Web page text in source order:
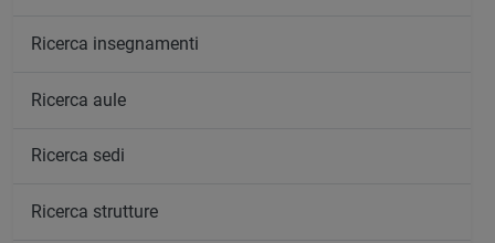
Ricerca insegnamenti
Ricerca aule
Ricerca sedi
Ricerca strutture